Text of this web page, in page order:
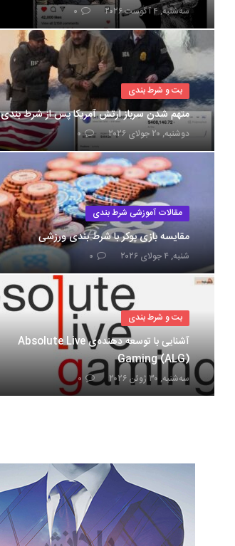
سه‌شنبه, ۴ آگوست ۲۰۲۶ ۰
بت و شرط بندی
متهم شدن سرباز ارتش آمریکا پس از شرط بندی
دوشنبه, ۲۰ جولای ۲۰۲۶ ۰
مقالات آموزشی شرط بندی
مقایسه بازی پوکر با شرط بندی ورزشی
شنبه, ۴ جولای ۲۰۲۶ ۰
بت و شرط بندی
آشنایی با توسعه دهنده‌ی Absolute Live
Gaming (ALG)
سه‌شنبه, ۳۰ ژوئن ۲۰۲۶ ۰